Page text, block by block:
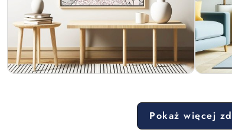
Pokaż więcej